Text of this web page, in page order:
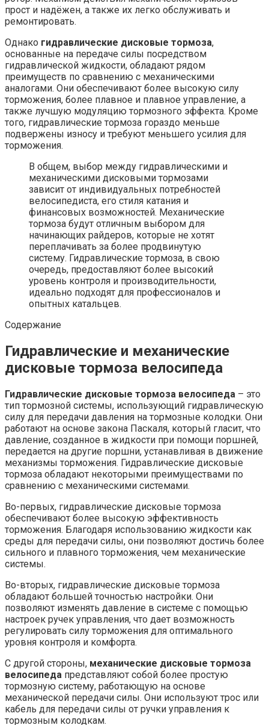
прост и надёжен, а также их легко обслуживать и
ремонтировать.
Однако гидравлические дисковые тормоза,
основанные на передаче силы посредством
гидравлической жидкости, обладают рядом
преимуществ по сравнению с механическими
аналогами. Они обеспечивают более высокую силу
торможения, более плавное и плавное управление, а
также лучшую модуляцию тормозного эффекта. Кроме
того, гидравлические тормоза гораздо меньше
подвержены износу и требуют меньшего усилия для
торможения.
В общем, выбор между гидравлическими и
механическими дисковыми тормозами
зависит от индивидуальных потребностей
велосипедиста, его стиля катания и
финансовых возможностей. Механические
тормоза будут отличным выбором для
начинающих райдеров, которые не хотят
переплачивать за более продвинутую
систему. Гидравлические тормоза, в свою
очередь, предоставляют более высокий
уровень контроля и производительности,
идеально подходят для профессионалов и
опытных катальцев.
Содержание
Гидравлические и механические
дисковые тормоза велосипеда
Гидравлические дисковые тормоза велосипеда – это
тип тормозной системы, использующий гидравлическую
силу для передачи давления на тормозные колодки. Они
работают на основе закона Паскаля, который гласит, что
давление, созданное в жидкости при помощи поршней,
передается на другие поршни, устанавливая в движение
механизмы торможения. Гидравлические дисковые
тормоза обладают некоторыми преимуществами по
сравнению с механическими системами.
Во-первых, гидравлические дисковые тормоза
обеспечивают более высокую эффективность
торможения. Благодаря использованию жидкости как
среды для передачи силы, они позволяют достичь более
сильного и плавного торможения, чем механические
системы.
Во-вторых, гидравлические дисковые тормоза
обладают большей точностью настройки. Они
позволяют изменять давление в системе с помощью
настроек ручек управления, что дает возможность
регулировать силу торможения для оптимального
уровня контроля и комфорта.
С другой стороны, механические дисковые тормоза
велосипеда представляют собой более простую
тормозную систему, работающую на основе
механической передачи силы. Они используют трос или
кабель для передачи силы от ручки управления к
тормозным колодкам.